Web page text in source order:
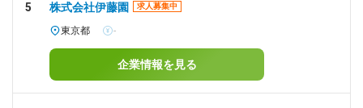
5 株式会社伊藤園 求人募集中
東京都 -
企業情報を見る